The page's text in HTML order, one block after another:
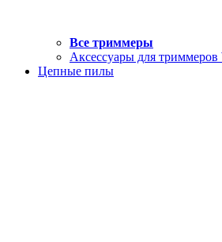
Все триммеры
Аксессуары для
Цепные пилы